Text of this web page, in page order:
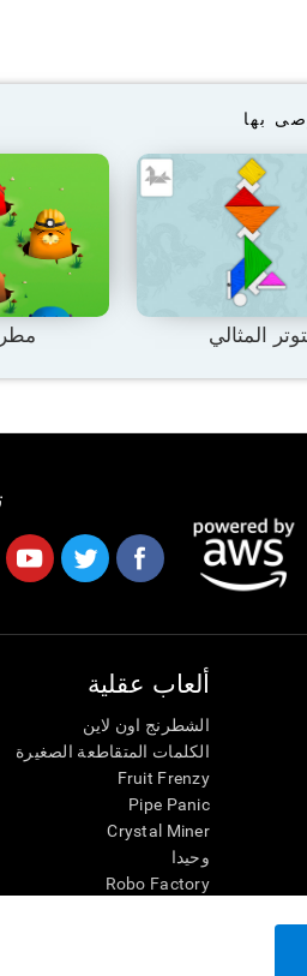
بها
المثالي
ألعاب عقلية
الشطرنج اون لاين
الكلمات المتقاطعة الصغيرة
Fruit Frenzy
Pipe Panic
Crystal Miner
وحيدا
Robo Factory